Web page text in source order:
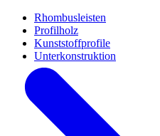
Rhombusleisten
Profilholz
Kunststoffprofile
Unterkonstruktion